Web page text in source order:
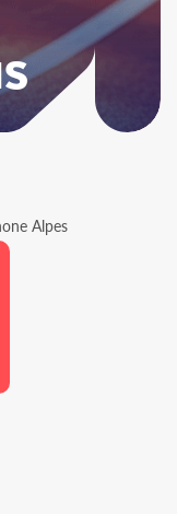
Alpes